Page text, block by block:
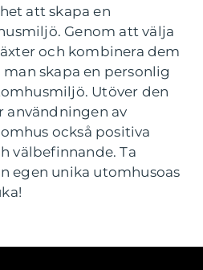
att skapa en
Genom att välja
och kombinera dem
skapa en personlig
Utöver den
användningen av
också positiva
välbefinnande. Ta
egen unika utomhusoas